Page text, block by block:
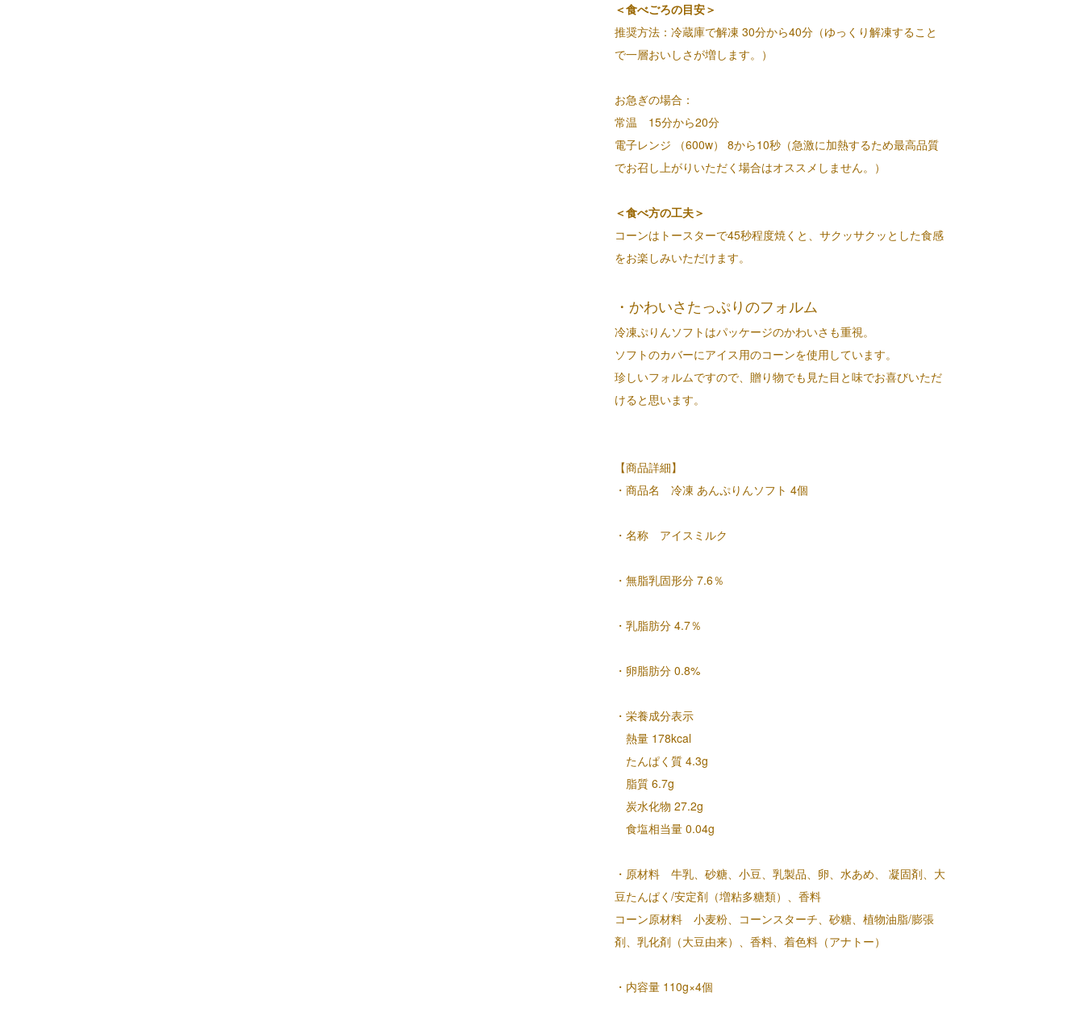
＜食べごろの目安＞
推奨方法：冷蔵庫で解凍 30分から40分（ゆっくり解凍すること
で一層おいしさが増します。）
お急ぎの場合：
常温 15分から20分
電子レンジ （600w） 8から10秒（急激に加熱するため最高品質
でお召し上がりいただく場合はオススメしません。）
＜食べ方の工夫＞
コーンはトースターで45秒程度焼くと、サクッサクッとした食感
をお楽しみいただけます。
・かわいさたっぷりのフォルム
冷凍ぷりんソフトはパッケージのかわいさも重視。
ソフトのカバーにアイス用のコーンを使用しています。
珍しいフォルムですので、贈り物でも見た目と味でお喜びいただ
けると思います。
【商品詳細】
・商品名 冷凍 あんぷりんソフト 4個
・名称 アイスミルク
・無脂乳固形分 7.6％
・乳脂肪分 4.7％
・卵脂肪分 0.8%
・栄養成分表示
熱量 178kcal
たんぱく質 4.3g
脂質 6.7g
炭水化物 27.2g
食塩相当量 0.04g
・原材料 牛乳、砂糖、小豆、乳製品、卵、水あめ、 凝固剤、大
豆たんぱく/安定剤（増粘多糖類）、香料
コーン原材料 小麦粉、コーンスターチ、砂糖、植物油脂/膨張
剤、乳化剤（大豆由来）、香料、着色料（アナトー）
・内容量 110g×4個